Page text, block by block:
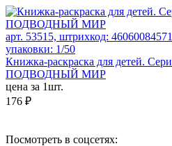
арт. 53515, штрихкод:
упаковки: 1/50
Книжка-раскраска для детей.
ПОДВОДНЫЙ МИР
цена за 1шт.
176 ₽
Посмотреть в соцсетях: